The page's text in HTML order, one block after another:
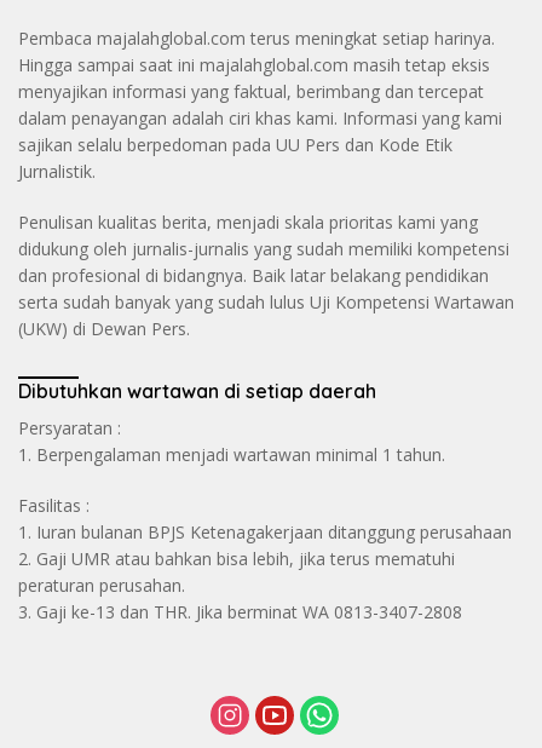
Pembaca majalahglobal.com terus meningkat setiap harinya.
Hingga sampai saat ini majalahglobal.com masih tetap eksis
menyajikan informasi yang faktual, berimbang dan tercepat
dalam penayangan adalah ciri khas kami. Informasi yang kami
sajikan selalu berpedoman pada UU Pers dan Kode Etik
Jurnalistik.
Penulisan kualitas berita, menjadi skala prioritas kami yang
didukung oleh jurnalis-jurnalis yang sudah memiliki kompetensi
dan profesional di bidangnya. Baik latar belakang pendidikan
serta sudah banyak yang sudah lulus Uji Kompetensi Wartawan
(UKW) di Dewan Pers.
Dibutuhkan wartawan di setiap daerah
Persyaratan :
1. Berpengalaman menjadi wartawan minimal 1 tahun.
Fasilitas :
1. Iuran bulanan BPJS Ketenagakerjaan ditanggung perusahaan
2. Gaji UMR atau bahkan bisa lebih, jika terus mematuhi
peraturan perusahan.
3. Gaji ke-13 dan THR. Jika berminat WA 0813-3407-2808